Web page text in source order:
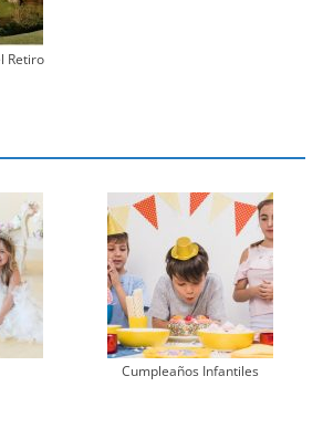
Retiro
Cumpleaños Infantiles